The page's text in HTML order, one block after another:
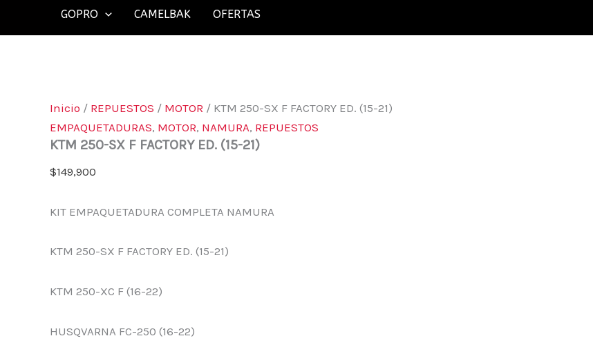
GOPRO CAMELBAK OFERTAS
Inicio / REPUESTOS / MOTOR / KTM 250-SX F FACTORY ED. (15-21)
EMPAQUETADURAS, MOTOR, NAMURA, REPUESTOS
KTM 250-SX F FACTORY ED. (15-21)
$149,900
KIT EMPAQUETADURA COMPLETA NAMURA
KTM 250-SX F FACTORY ED. (15-21)
KTM 250-XC F (16-22)
HUSQVARNA FC-250 (16-22)